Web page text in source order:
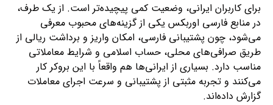
برای کاربران ایرانی، وضعیت کمی پیچیده‌تر است. از یک طرف،
در منابع فارسی اوربکس یکی از گزینه‌های محبوب معرفی
می‌شود، چون پشتیبانی فارسی، امکان واریز و برداشت ریالی از
طریق صرافی‌های محلی، حساب اسلامی و شرایط معاملاتی
مناسب دارد. بسیاری از ایرانی‌ها هم واقعاً با این بروکر کار
می‌کنند و تجربه مثبتی از پشتیبانی و سرعت اجرای معاملات
گزارش داده‌اند.